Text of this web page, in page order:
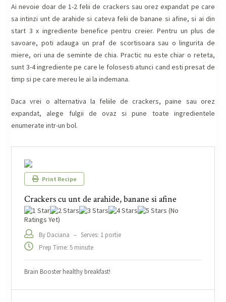
Ai nevoie doar de 1-2 felii de crackers sau orez expandat pe care
sa intinzi unt de arahide si cateva felii de banane si afine, si ai din
start 3 x ingrediente benefice pentru creier. Pentru un plus de
savoare, poti adauga un praf de scortisoara sau o lingurita de
miere, ori una de seminte de chia. Practic nu este chiar o reteta,
sunt 3-4 ingrediente pe care le folosesti atunci cand esti presat de
timp si pe care mereu le ai la indemana.
Daca vrei o alternativa la feliile de crackers, paine sau orez
expandat, alege fulgii de ovaz si pune toate ingredientele
enumerate intr-un bol.
Print Recipe
Crackers cu unt de arahide, banane si afine
(No
Ratings Yet)
By Daciana – Serves: 1 portie
Prep Time: 5 minute
Brain Booster healthy breakfast!